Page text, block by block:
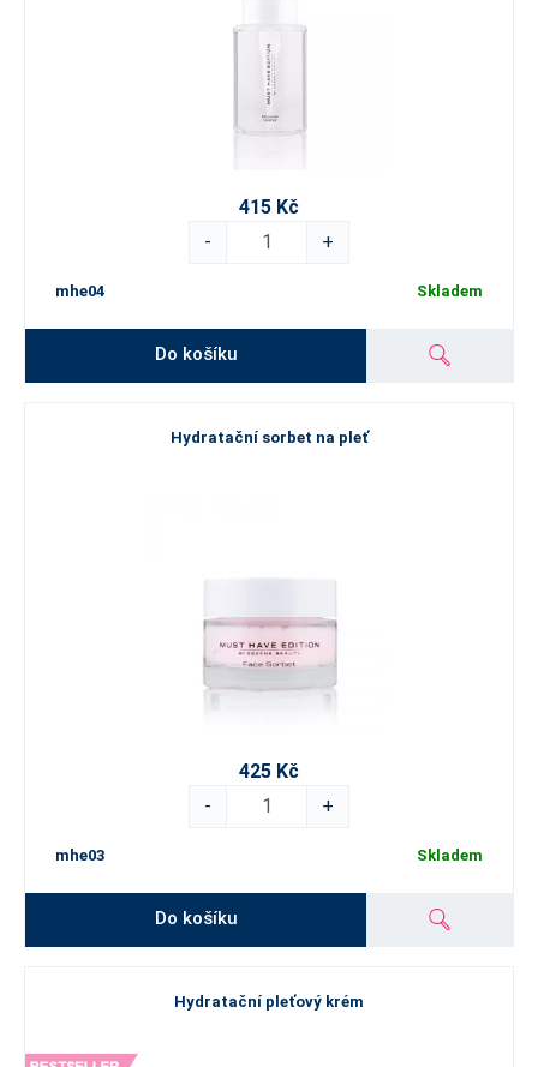
415 Kč
-
+
mhe04 Skladem
Do košíku
Hydratační sorbet na pleť
425 Kč
-
+
mhe03 Skladem
Do košíku
Hydratační pleťový krém